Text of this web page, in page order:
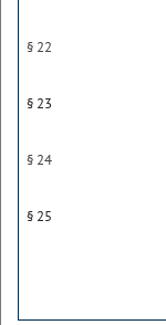
§ 22
§ 23
§ 24
§ 25